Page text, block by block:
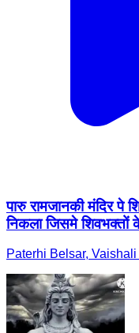
पारु रामजानकी मंदिर पे
निकला जिसमे शिवभक्तों
Paterhi Belsar,